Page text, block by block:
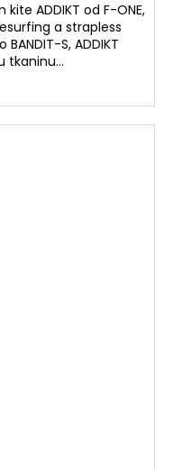
ADDIKT od F-ONE,
a strapless
S, ADDIKT
tkaninu...